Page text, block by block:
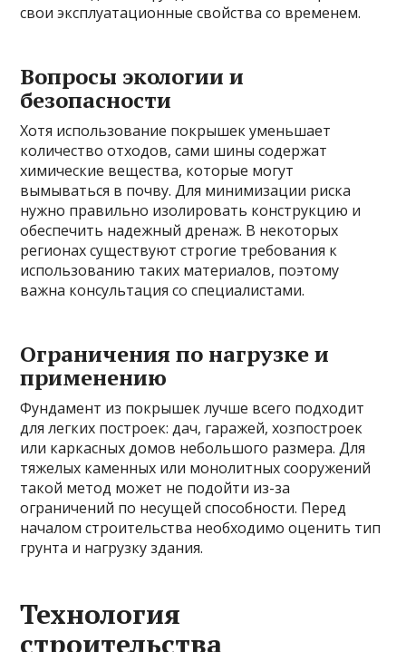
свои эксплуатационные свойства со временем.
Вопросы экологии и
безопасности
Хотя использование покрышек уменьшает
количество отходов, сами шины содержат
химические вещества, которые могут
вымываться в почву. Для минимизации риска
нужно правильно изолировать конструкцию и
обеспечить надежный дренаж. В некоторых
регионах существуют строгие требования к
использованию таких материалов, поэтому
важна консультация со специалистами.
Ограничения по нагрузке и
применению
Фундамент из покрышек лучше всего подходит
для легких построек: дач, гаражей, хозпостроек
или каркасных домов небольшого размера. Для
тяжелых каменных или монолитных сооружений
такой метод может не подойти из-за
ограничений по несущей способности. Перед
началом строительства необходимо оценить тип
грунта и нагрузку здания.
Технология
строительства